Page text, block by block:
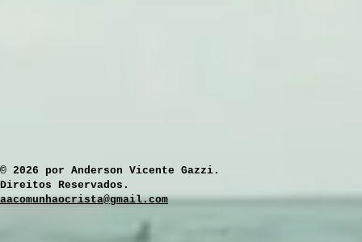
​© 2026 por Anderson Vicente Gazzi.
Direitos Reservados.
aacomunhaocrista@gmail.com